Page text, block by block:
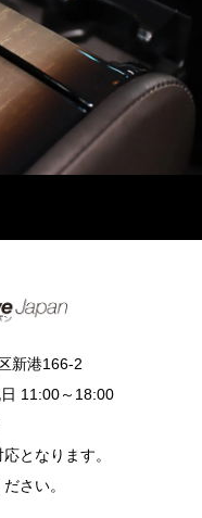
新港166-2
11:00～18:00
となります。
さい。